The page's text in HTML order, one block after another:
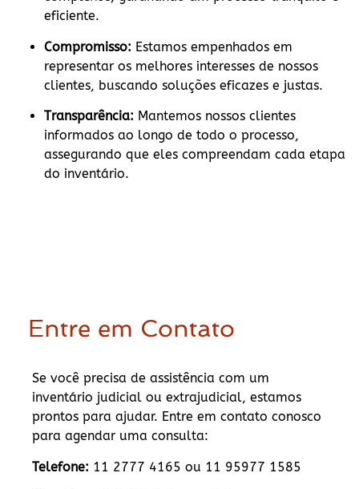
eficiente.
Compromisso: Estamos empenhados em
representar os melhores interesses de nossos
clientes, buscando soluções eficazes e justas.
Transparência: Mantemos nossos clientes
informados ao longo de todo o processo,
assegurando que eles compreendam cada etapa
do inventário.
Entre em Contato
Se você precisa de assistência com um
inventário judicial ou extrajudicial, estamos
prontos para ajudar. Entre em contato conosco
para agendar uma consulta:
Telefone: 11 2777 4165 ou 11 95977 1585